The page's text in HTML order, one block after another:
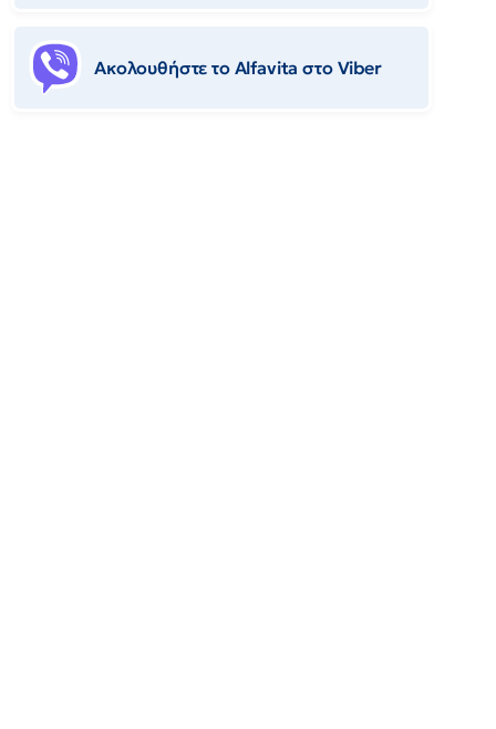
Ακολουθήστε το Αlfavita στο Viber